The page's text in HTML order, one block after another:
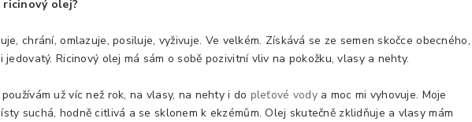
ricinový olej?
chrání, omlazuje, posiluje, vyživuje. Ve velkém. Získává se ze semen skočce obecného,
jedovatý. Ricinový olej má sám o sobě pozivitní vliv na pokožku, vlasy a nehty.
už víc než rok, na vlasy, na nehty i do pleťové vody a moc mi vyhovuje. Moje
suchá, hodně citlivá a se sklonem k ekzémům. Olej skutečně zklidňuje a vlasy mám